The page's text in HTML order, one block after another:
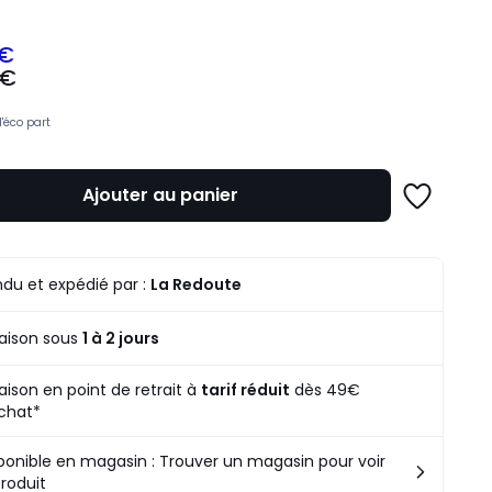
part
Ajouter au panier
Ajouter
et expédié par : La Redoute
sous1 à 2 jours
en point de retrait à tarif réduit dès 49€
en magasin : Trouver un magasin pour voir